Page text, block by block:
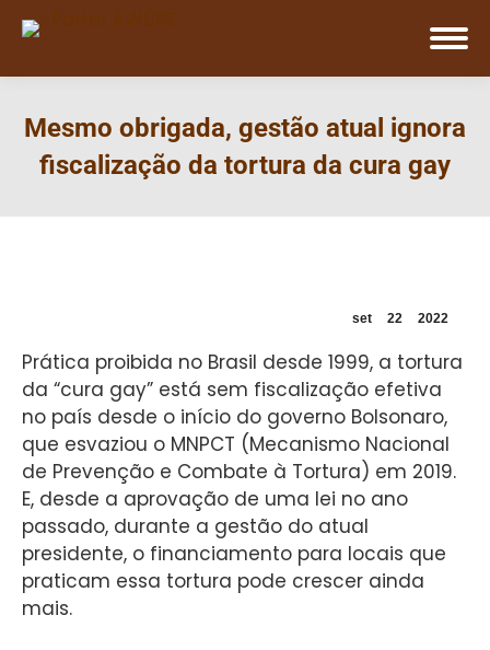
Mesmo obrigada, gestão atual ignora
fiscalização da tortura da cura gay
set 22 2022
Prática proibida no Brasil desde 1999, a tortura
da “cura gay” está sem fiscalização efetiva
no país desde o início do governo Bolsonaro,
que esvaziou o MNPCT (Mecanismo Nacional
de Prevenção e Combate à Tortura) em 2019.
E, desde a aprovação de uma lei no ano
passado, durante a gestão do atual
presidente, o financiamento para locais que
praticam essa tortura pode crescer ainda
mais.